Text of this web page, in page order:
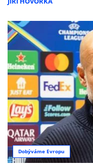
Dobýváme Evropu